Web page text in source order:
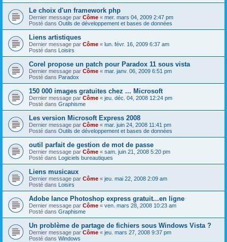
Le choix d'un framework php
Dernier message par Côme « mer. mars 04, 2009 2:47 pm
Posté dans Outils de développement et bases de données
Liens artistiques
Dernier message par Côme « lun. févr. 16, 2009 6:37 am
Posté dans Loisirs
Corel propose un patch pour Paradox 11 sous vista
Dernier message par Côme « mar. janv. 06, 2009 6:51 pm
Posté dans Paradox
150 000 images gratuites chez ... Microsoft
Dernier message par Côme « jeu. déc. 04, 2008 12:24 pm
Posté dans Graphisme
Les version Microsoft Express 2008
Dernier message par Côme « mar. juin 24, 2008 11:41 pm
Posté dans Outils de développement et bases de données
outil parfait de gestion de mot de passe
Dernier message par Côme « sam. juin 21, 2008 5:20 pm
Posté dans Logiciels bureautiques
Liens musicaux
Dernier message par Côme « jeu. mai 22, 2008 2:09 am
Posté dans Loisirs
Adobe lance Photoshop express gratuit...en ligne
Dernier message par Côme « ven. mars 28, 2008 10:23 am
Posté dans Graphisme
Un problème de partage de fichiers sous Windows Vista ?
Dernier message par Côme « jeu. mars 27, 2008 9:37 pm
Posté dans Windows